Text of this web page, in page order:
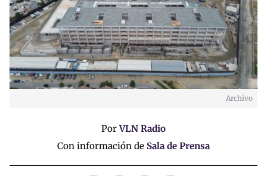
Archivo
PorVLN Radio
Con información de Sala de Prensa